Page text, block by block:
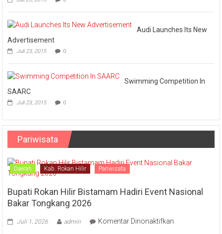
Audi Launches Its New
Advertisement
Juli 23, 2015 0
Swimming Competition In
SAARC
Juli 23, 2015 0
Pariwisata
Daerah Kab. Rokan Hilir Pariwisata
Bupati Rokan Hilir Bistamam Hadiri Event Nasional
Bakar Tongkang 2026
Juli 1, 2026 admin Komentar Dinonaktifkan